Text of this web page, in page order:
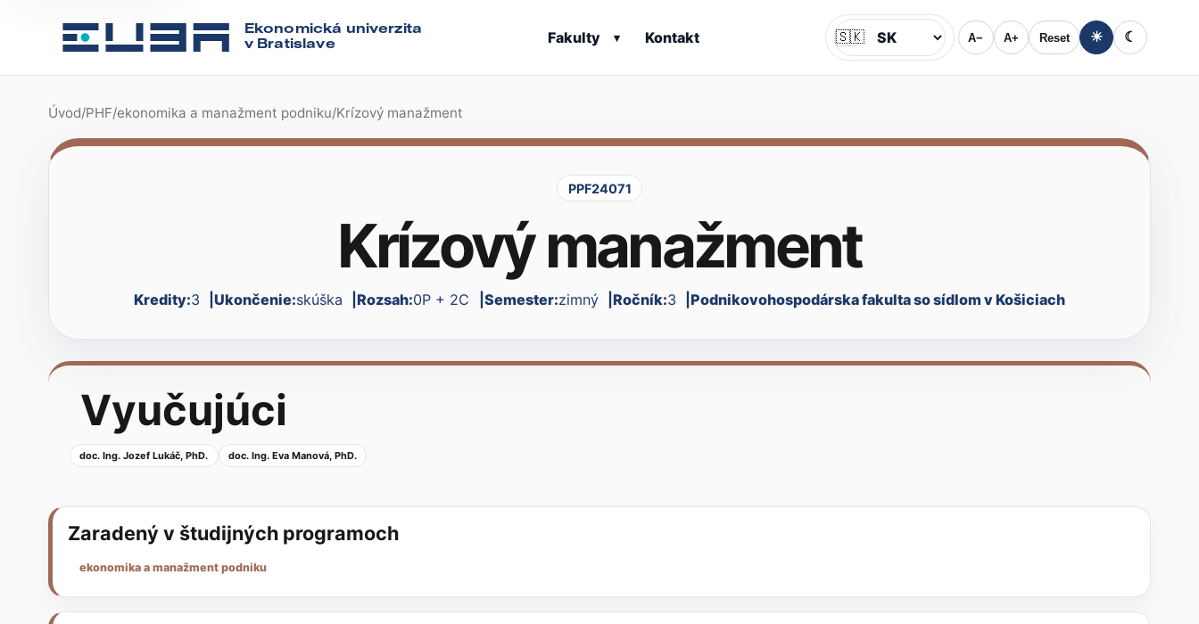
Ekonomická univerzita
v Bratislave
Fakulty ▾ Kontakt Jazyk
🇸🇰 A− A+ Reset ☀ ☾
Úvod/PHF/ekonomika a manažment podniku/Krízový manažment
PPF24071
Krízový manažment
Kredity:3 Ukončenie:skúška Rozsah:0P + 2C Semester:zimný Ročník:3 Podnikovohospodárska fakulta so sídlom v Košiciach
Vyučujúci
doc. Ing. Jozef Lukáč, PhD. doc. Ing. Eva Manová, PhD.
Zaradený v študijných programoch
ekonomika a manažment podniku